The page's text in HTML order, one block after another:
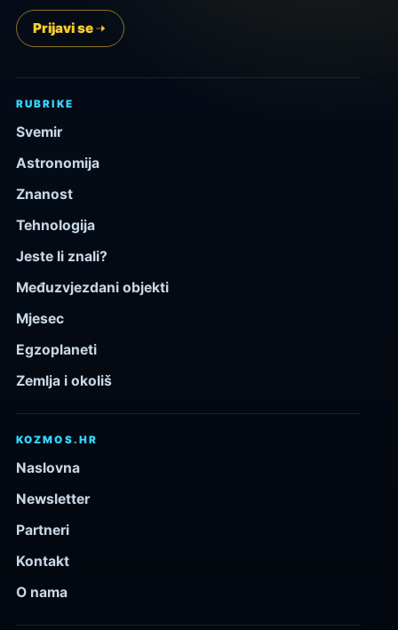
Prijavi se
RUBRIKE
Svemir
Astronomija
Znanost
Tehnologija
Jeste li znali?
Međuzvjezdani objekti
Mjesec
Egzoplaneti
Zemlja i okoliš
KOZMOS.HR
Naslovna
Newsletter
Partneri
Kontakt
O nama